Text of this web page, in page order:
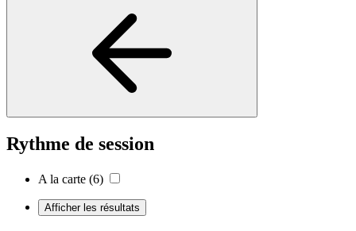
Rythme de session
A la carte (6)
Afficher les résultats